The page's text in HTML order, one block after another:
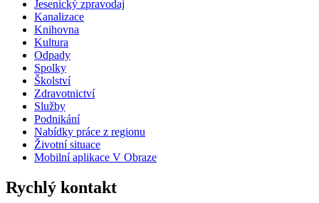
Jesenický zpravodaj
Kanalizace
Knihovna
Kultura
Odpady
Spolky
Školství
Zdravotnictví
Služby
Podnikání
Nabídky práce z regionu
Životní situace
Mobilní aplikace V Obraze
Rychlý kontakt